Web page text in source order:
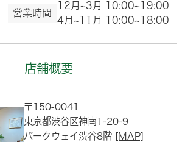
営業時間
12月~3月 10:00~19:00
4月~11月 10:00~18:00
店舗概要
〒150-0041
東京都渋谷区神南1-20-9
パークウェイ渋谷8階 [MAP]